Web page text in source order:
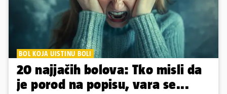
BOL KOJA UISTINU BOLI
20 najjačih bolova: Tko misli da
je porod na popisu, vara se...